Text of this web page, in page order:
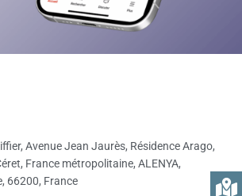
Avenue Jean Jaurès, Résidence Arago,
France métropolitaine, ALENYA,
66200, France